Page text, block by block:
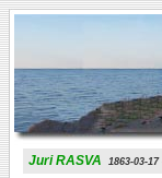
Juri RASVA 1863-03-17